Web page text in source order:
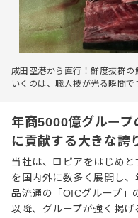
成田空港から直行！鮮度抜群
いくのは、職人技が光る瞬間で
年商5000億グルー
に貢献する大きな誇
当社は、ロピアをはじめ
を国内外に数多く展開し
品流通の「OICグループ」
以降、グループが強く掲